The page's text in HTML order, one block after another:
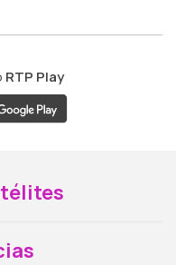
RTP Play